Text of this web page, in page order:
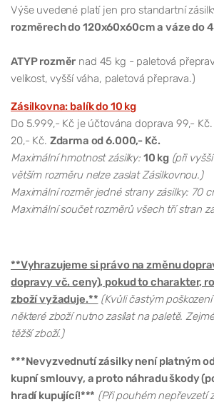
Výše uvedené platí jen pro standartní
rozměrech do 120x60x60cm a váze do
ATYP rozměr nad 45 kg - paletová
velikost, vyšší váha, paletová přeprava.)
Zásilkovna: balík do 10 kg
Do 5.999,- Kč je účtována doprava 99,-
20,- Kč. Zdarma od 6.000,- Kč.
Maximální hmotnost zásilky: 10 kg (při
větším rozměru nelze zaslat Zásilkovnou.)
Maximální rozměr jedné strany zásilky: 70
Maximální součet rozměrů všech tří stran
**Vyhrazujeme si právo na změnu
dopravy vč. ceny), pokud to charakter,
zboží vyžaduje.** (Kvůli častým
některé zboží nutno zasílat na paletě.
těžší zboží.)
***Nevyzvednutí zásilky není platným
kupní smlouvy, a proto náhradu škody
hradí kupující!*** (Při pouhém nepřevzetí